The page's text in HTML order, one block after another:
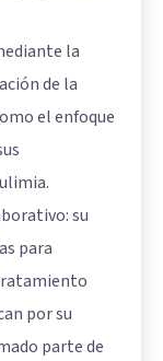
la
de la
el enfoque
su
para
por su
parte de